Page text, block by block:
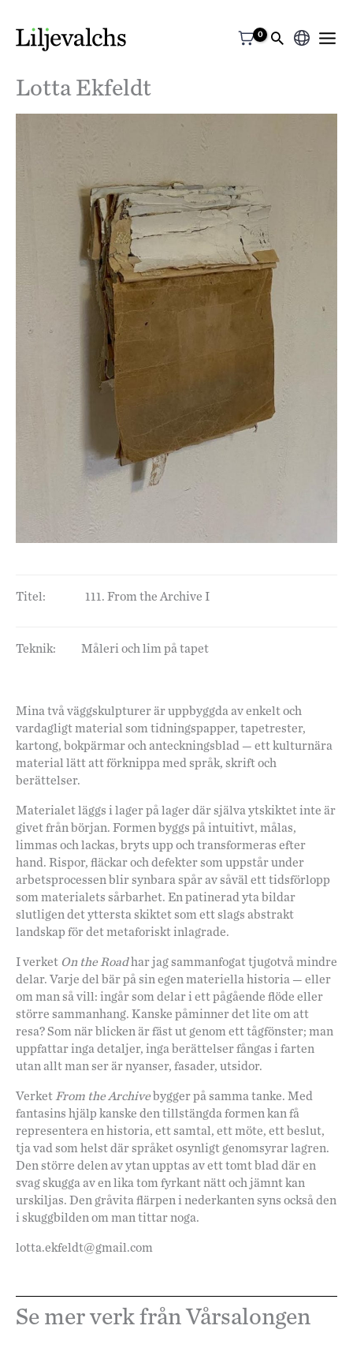
Välj
språk
Lotta Ekfeldt
Titel: 111. From the Archive I
Teknik: Måleri och lim på tapet
Mina två väggskulpturer är uppbyggda av enkelt och
vardagligt material som tidningspapper, tapetrester,
kartong, bokpärmar och anteckningsblad — ett kulturnära
material lätt att förknippa med språk, skrift och
berättelser.
Materialet läggs i lager på lager där själva ytskiktet inte är
givet från början. Formen byggs på intuitivt, målas,
limmas och lackas, bryts upp och transformeras efter
hand. Rispor, fläckar och defekter som uppstår under
arbetsprocessen blir synbara spår av såväl ett tidsförlopp
som materialets sårbarhet. En patinerad yta bildar
slutligen det yttersta skiktet som ett slags abstrakt
landskap för det metaforiskt inlagrade.
I verket On the Roadhar jag sammanfogat tjugotvå mindre
delar. Varje del bär på sin egen materiella historia — eller
om man så vill: ingår som delar i ett pågående flöde eller
större sammanhang. Kanske påminner det lite om att
resa? Som när blicken är fäst ut genom ett tågfönster; man
uppfattar inga detaljer, inga berättelser fångas i farten
utan allt man ser är nyanser, fasader, utsidor.
Verket From the Archivebygger på samma tanke. Med
fantasins hjälp kanske den tillstängda formen kan få
representera en historia, ett samtal, ett möte, ett beslut,
tja vad som helst där språket osynligt genomsyrar lagren.
Den större delen av ytan upptas av ett tomt blad där en
svag skugga av en lika tom fyrkant nätt och jämnt kan
urskiljas. Den gråvita flärpen i nederkanten syns också den
i skuggbilden om man tittar noga.
lotta.ekfeldt@gmail.com
Se mer verk från Vårsalongen